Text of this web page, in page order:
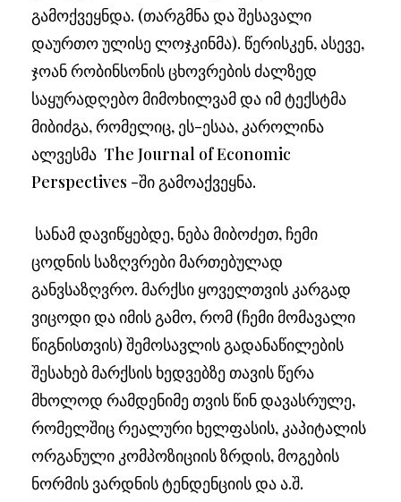
გამოქვეყნდა. (თარგმნა და შესავალი
დაურთო ულისე ლოჯკინმა). წერისკენ, ასევე,
ჯოან რობინსონის ცხოვრების ძალზედ
საყურადღებო მიმოხილვამ და იმ ტექსტმა
მიბიძგა, რომელიც, ეს-ესაა, კაროლინა
ალვესმა The Journal of Economic
Perspectives -ში გამოაქვეყნა.
სანამ დავიწყებდე, ნება მიბოძეთ, ჩემი
ცოდნის საზღვრები მართებულად
განვსაზღვრო. მარქსი ყოველთვის კარგად
ვიცოდი და იმის გამო, რომ (ჩემი მომავალი
წიგნისთვის) შემოსავლის გადანაწილების
შესახებ მარქსის ხედვებზე თავის წერა
მხოლოდ რამდენიმე თვის წინ დავასრულე,
რომელშიც რეალური ხელფასის, კაპიტალის
ორგანული კომპოზიციის ზრდის, მოგების
ნორმის ვარდნის ტენდენციის და ა.შ.